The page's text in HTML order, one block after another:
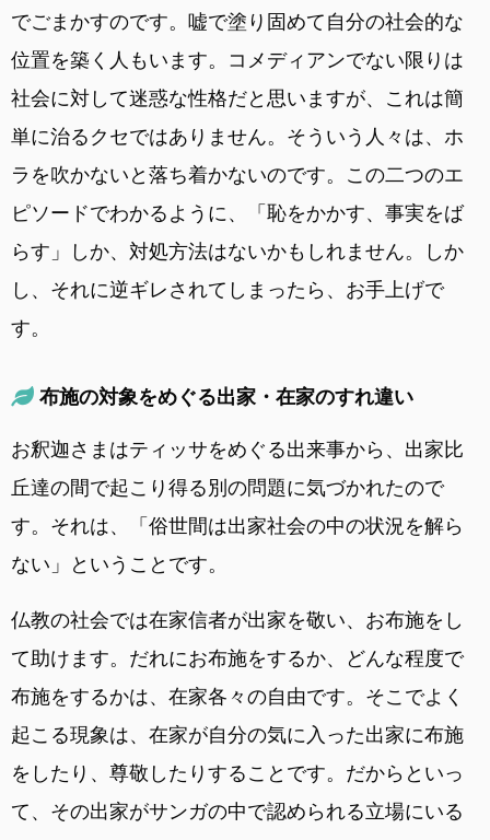
でごまかすのです。嘘で塗り固めて自分の社会的な
位置を築く人もいます。コメディアンでない限りは
社会に対して迷惑な性格だと思いますが、これは簡
単に治るクセではありません。そういう人々は、ホ
ラを吹かないと落ち着かないのです。この二つのエ
ピソードでわかるように、「恥をかかす、事実をば
らす」しか、対処方法はないかもしれません。しか
し、それに逆ギレされてしまったら、お手上げで
す。
布施の対象をめぐる出家・在家のすれ違い
お釈迦さまはティッサをめぐる出来事から、出家比
丘達の間で起こり得る別の問題に気づかれたので
す。それは、「俗世間は出家社会の中の状況を解ら
ない」ということです。
仏教の社会では在家信者が出家を敬い、お布施をし
て助けます。だれにお布施をするか、どんな程度で
布施をするかは、在家各々の自由です。そこでよく
起こる現象は、在家が自分の気に入った出家に布施
をしたり、尊敬したりすることです。だからといっ
て、その出家がサンガの中で認められる立場にいる